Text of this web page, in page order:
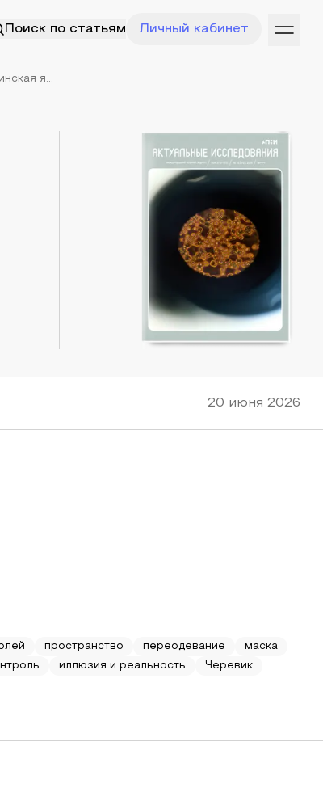
Поиск по статьям Личный кабинет
я...
20 июня 2026
пространство переодевание
маска
иллюзия и реальность Черевик